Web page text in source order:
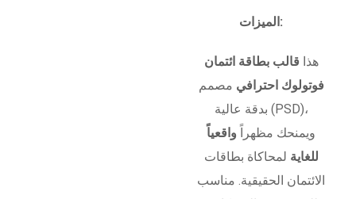
الميزات:
هذا قالب بطاقة ائتمان
فوتولوك احترافي مصمم
بدقة عالية (PSD)،
ويمنحك مظهراً واقعياً
للغاية لمحاكاة بطاقات
الائتمان الحقيقية. مناسب